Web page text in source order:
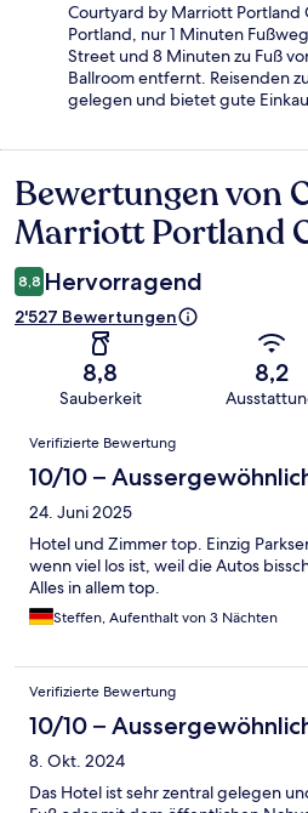
Courtyard by Marriott Portland
Portland, nur 1 Minuten
Street und 8 Minuten zu Fuß
Ballroom entfernt. Reisenden
gelegen und bietet gute
Bewertungen
Bewertungen von
Marriott Portland
8,8 Hervorragend
2'527 Bewertungen
8,8
Sauberkeit
8,2
Bewertungen
Verifizierte Bewertung
10/10 –
24. Juni 2025
Hotel und Zimmer top. Einzig
wenn viel los ist, weil die Autos
Alles in allem top.
Steffen, Aufenthalt von 3 Nächten
Verifizierte Bewertung
10/10 –
8. Okt. 2024
Das Hotel ist sehr zentral gelegen